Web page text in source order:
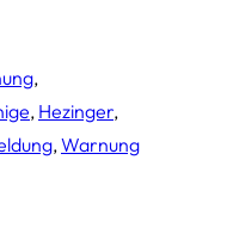
, Hezinger
, Warnung